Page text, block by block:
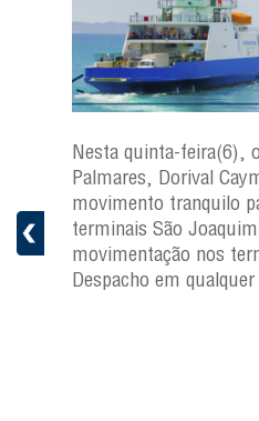
Nesta quinta-feira(6),
Palmares, Dorival
movimento tranquilo
terminais São
movimentação nos
Despacho em